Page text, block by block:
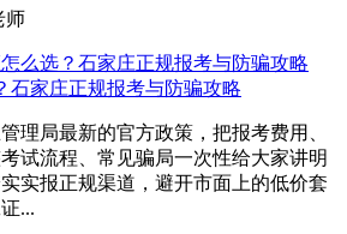
师
石家庄正规报考与防骗攻略
理局最新的官方政策，把报考费用、
试流程、常见骗局一次性给大家讲明
实报正规渠道，避开市面上的低价套
...